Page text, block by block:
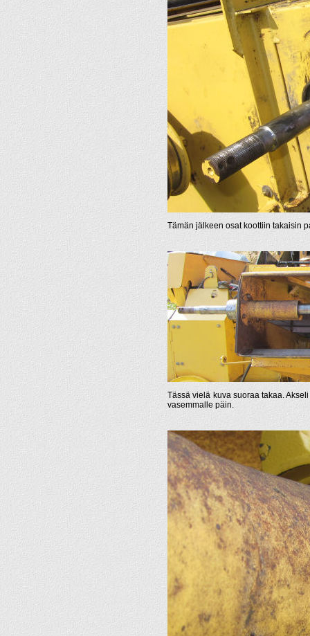
Tämän jälkeen osat koottiin takaisin
Tässä vielä kuva suoraa takaa.
vasemmalle päin.